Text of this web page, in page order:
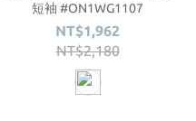
短袖 #ON1WG1107
NT$1,962
NT$2,180